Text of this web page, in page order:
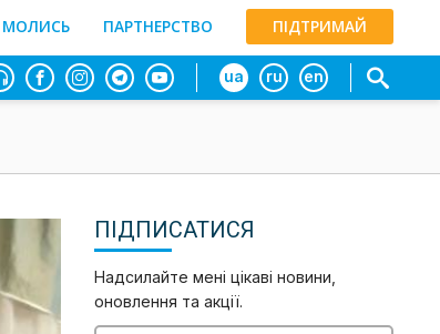
МОЛИСЬ ПАРТНЕРСТВО ПІДТРИМАЙ
ua ru en
ПІДПИСАТИСЯ
Надсилайте мені цікаві новини,
оновлення та акції.